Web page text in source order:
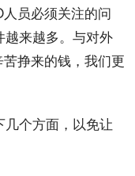
员必须关注的问
来越多。与对外
挣来的钱，我们更
个方面，以免让